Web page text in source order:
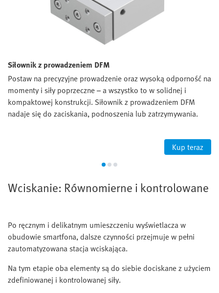
Siłownik z prowadzeniem DFM
Postaw na precyzyjne prowadzenie oraz wysoką odporność na
momenty i siły poprzeczne – a wszystko to w solidnej i
kompaktowej konstrukcji. Siłownik z prowadzeniem DFM
nadaje się do zaciskania, podnoszenia lub zatrzymywania.
Kup teraz
Wciskanie: Równomierne i kontrolowane
Po ręcznym i delikatnym umieszczeniu wyświetlacza w
obudowie smartfona, dalsze czynności przejmuje w pełni
zautomatyzowana stacja wciskająca.
Na tym etapie oba elementy są do siebie dociskane z użyciem
zdefiniowanej i kontrolowanej siły.